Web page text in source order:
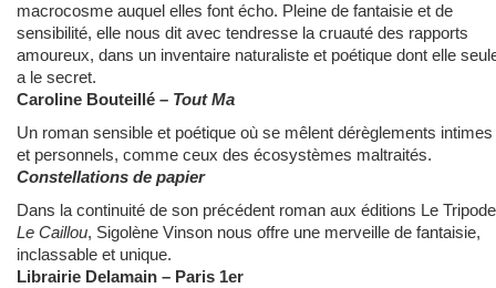
macrocosme auquel elles font écho. Pleine de fantaisie et de
sensibilité, elle nous dit avec tendresse la cruauté des rapports
amoureux, dans un inventaire naturaliste et poétique dont elle
a le secret.
Caroline Bouteillé – Tout Ma
Un roman sensible et poétique où se mêlent dérèglements intimes
et personnels, comme ceux des écosystèmes maltraités.
Constellations de papier
Dans la continuité de son précédent roman aux éditions Le Tripode
Le Caillou, Sigolène Vinson nous offre une merveille de fantaisie,
inclassable et unique.
Librairie Delamain – Paris 1er